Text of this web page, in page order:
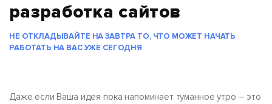
разработка сайтов
НЕ ОТКЛАДЫВАЙТЕ НА ЗАВТРА ТО, ЧТО МОЖЕТ НАЧАТЬ
РАБОТАТЬ НА ВАС УЖЕ СЕГОДНЯ
Даже если Ваша идея пока напоминает туманное утро – это